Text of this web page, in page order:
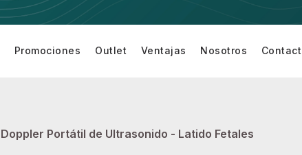
Promociones Outlet Ventajas Nosotros
Doppler Portátil de Ultrasonido - Latido Fetales